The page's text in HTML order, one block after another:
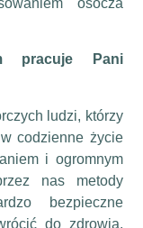
osocza
pracuje Pani
ludzi, którzy
codzienne życie
i ogromnym
nas metody
bezpieczne
do zdrowia.